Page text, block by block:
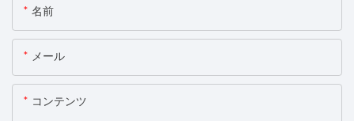
名前
メール
コンテンツ